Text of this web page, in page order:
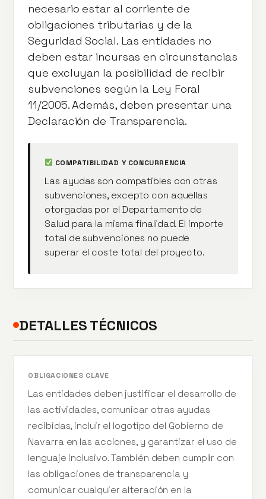
necesario estar al corriente de
obligaciones tributarias y de la
Seguridad Social. Las entidades no
deben estar incursas en circunstancias
que excluyan la posibilidad de recibir
subvenciones según la Ley Foral
11/2005. Además, deben presentar una
Declaración de Transparencia.
COMPATIBILIDAD Y CONCURRENCIA
Las ayudas son compatibles con otras
subvenciones, excepto con aquellas
otorgadas por el Departamento de
Salud para la misma finalidad. El importe
total de subvenciones no puede
superar el coste total del proyecto.
DETALLES TÉCNICOS
OBLIGACIONES CLAVE
Las entidades deben justificar el desarrollo de
las actividades, comunicar otras ayudas
recibidas, incluir el logotipo del Gobierno de
Navarra en las acciones, y garantizar el uso de
lenguaje inclusivo. También deben cumplir con
las obligaciones de transparencia y
comunicar cualquier alteración en la